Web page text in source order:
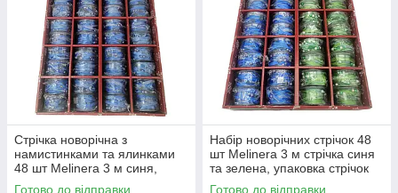
Стрічка новорічна з
намистинками та ялинками
48 шт Melinera 3 м синя,
упаковка стрічок
Готово до відправки
Набір новорічних стрічок 48
шт Melinera 3 м стрічка синя
та зелена, упаковка стрічок
Готово до відправки